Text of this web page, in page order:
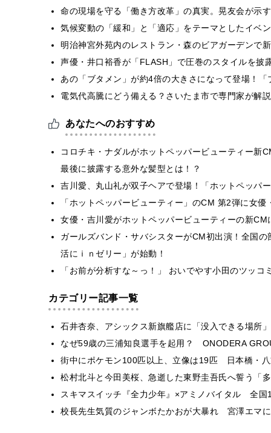
命の現場を守る「働き方改革」の真実。晃友会が示
気候変動の「緩和」と「適応」をテーマとしたイベ
明治神宮外苑内のレストラン・森のビアガーデンで
声優・井口裕香が「FLASH」で圧巻のスタイルを
あの「ブタメン」が約4倍の大きさになって登場！
電気代高騰にどう備える？さいたま市で専門家が解
あなたへのおすすめ
コロチキ・ナダルがホットペッパービューティー新
最後に披露する意外な髪型とは！？
吉川愛、丸山礼が双子ヘアで登場！「ホットペッパ
「ホットペッパービューティー」のCM 第2弾に女
女優・吉川愛がホットペッパービューティーの新
ガールズバンド・サバシスターがCM初出演！全国
活にｉｎゼリー」が始動！
「お前が分析すな～っ！」 おいでやす小田のツッ
カテゴリー記事一覧
石井杏奈、アシックス新旗艦店に「没入できる場所
なぜ59歳の三浦知良選手を起用？ ONODERA
街中にポケモン100匹以上、立像は19匹 日本橋・
松村北斗と今田美桜、急逝した東野圭吾氏へ誓う「
スキマスイッチ『全力少年』×アミノバイタル 全国
校長先生気質のジャンボたかおが大暴れ 宮澤エマ